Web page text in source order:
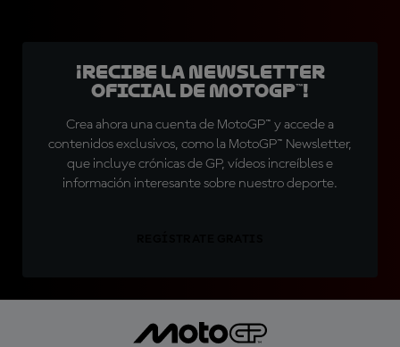
¡Recibe la Newsletter
oficial de MotoGP™!
Crea ahora una cuenta de MotoGP™ y accede a
contenidos exclusivos, como la MotoGP™ Newsletter,
que incluye crónicas de GP, vídeos increíbles e
información interesante sobre nuestro deporte.